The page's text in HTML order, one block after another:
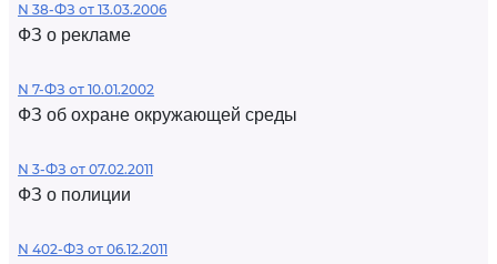
N 38-ФЗ от 13.03.2006
ФЗ о рекламе
N 7-ФЗ от 10.01.2002
ФЗ об охране окружающей среды
N 3-ФЗ от 07.02.2011
ФЗ о полиции
N 402-ФЗ от 06.12.2011